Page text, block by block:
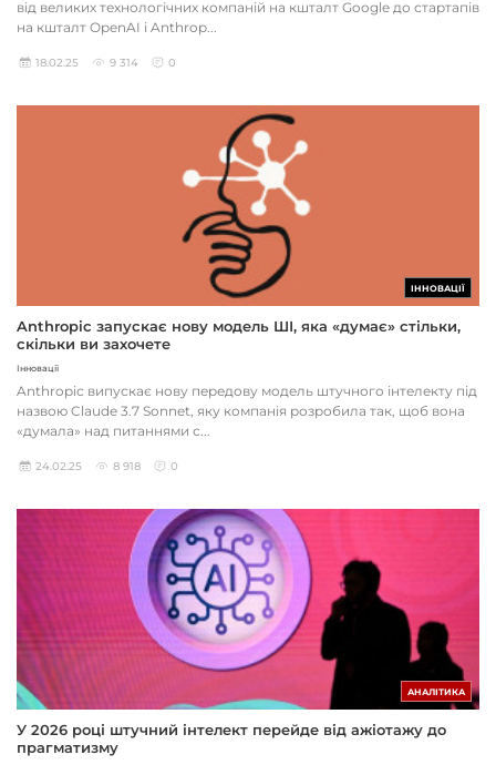
від великих технологічних компаній на кшталт Google до стартапів
на кшталт OpenAI і Anthrop...
18.02.25 9 314 0
ІННОВАЦІЇ
Anthropic запускає нову модель ШІ, яка «думає» стільки,
скільки ви захочете
Інновації
Anthropic випускає нову передову модель штучного інтелекту під
назвою Claude 3.7 Sonnet, яку компанія розробила так, щоб вона
«думала» над питаннями с...
24.02.25 8 918 0
АНАЛІТИКА
У 2026 році штучний інтелект перейде від ажіотажу до
прагматизму